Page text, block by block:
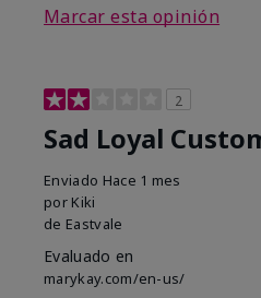
Marcar esta opinión
2
Sad Loyal
Enviado Hace 1 mes
por Kiki
de Eastvale
Evaluado en
marykay.com/en-us/